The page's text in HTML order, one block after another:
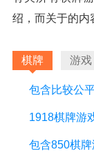
绍，而关于的内
棋牌 游戏